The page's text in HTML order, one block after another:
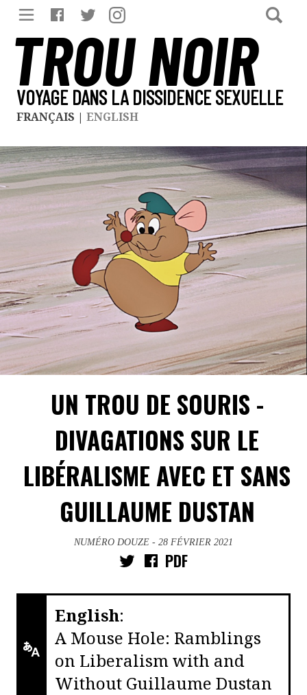
TROU NOIR
VOYAGE DANS LA DISSIDENCE SEXUELLE
FRANÇAIS | ENGLISH
UN TROU DE SOURIS -
DIVAGATIONS SUR LE
LIBÉRALISME AVEC ET SANS
GUILLAUME DUSTAN
NUMÉRO DOUZE - 28 FÉVRIER 2021
PDF
English:
A Mouse Hole: Ramblings
on Liberalism with and
Without Guillaume Dustan